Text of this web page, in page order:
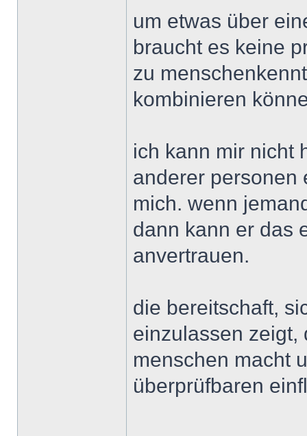
um etwas über
braucht es keine
zu
kombinieren
ich kann mir nicht
anderer personen
mich. wenn
dann kann er das
anvertrauen.
die bereitschaft,
einzulassen zeigt,
menschen macht
überprüfbaren